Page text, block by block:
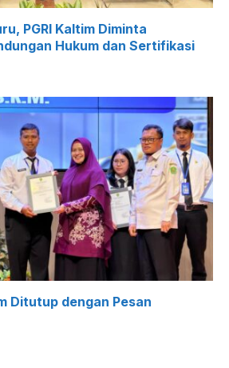
PGRI Kaltim Diminta
Hukum dan Sertifikasi
Ditutup dengan Pesan